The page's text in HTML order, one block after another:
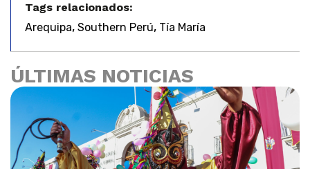
Tags relacionados:
Arequipa, Southern Perú, Tía María
ÚLTIMAS NOTICIAS